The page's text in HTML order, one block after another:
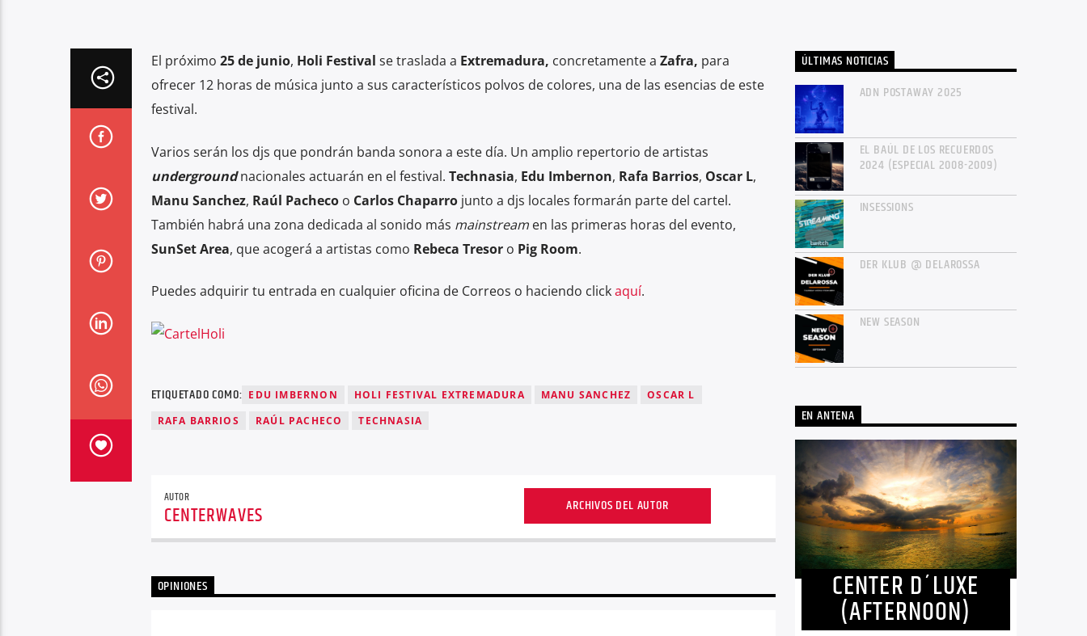
El próximo 25 de junio, Holi Festival se traslada a Extremadura, concretamente a Zafra, para
ofrecer 12 horas de música junto a sus característicos polvos de colores, una de las esencias de este
festival.
Varios serán los djs que pondrán banda sonora a este día. Un amplio repertorio de artistas
undergroundnacionales actuarán en el festival. Technasia, Edu Imbernon, Rafa Barrios, Oscar L,
Manu Sanchez, Raúl Pachecoo Carlos Chaparrojunto a djs locales formarán parte del cartel.
También habrá una zona dedicada al sonido más mainstreamen las primeras horas del evento,
SunSet Area, que acogerá a artistas como Rebeca Tresoro Pig Room.
Puedes adquirir tu entrada en cualquier oficina de Correos o haciendo clickaquí.
ETIQUETADO COMO: EDU IMBERNON HOLI FESTIVAL EXTREMADURA MANU SANCHEZ
OSCAR L
RAFA BARRIOS
RAÚL PACHECO TECHNASIA
AUTOR
CENTERWAVES ARCHIVOS DEL AUTOR
OPINIONES
ÚLTIMAS NOTICIAS
ADN POSTAWAY 2025
EL BAÚL DE LOS RECUERDOS
2024 (ESPECIAL 2008-2009)
INSESSIONS
DER KLUB @ DELAROSSA
NEW SEASON
EN ANTENA
CENTER D´LUXE
(AFTERNOON)